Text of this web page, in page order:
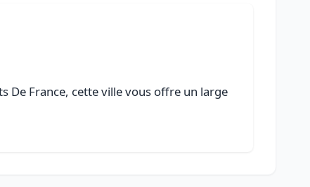
De France, cette ville vous offre un large